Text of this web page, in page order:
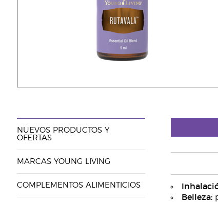
NUEVOS PRODUCTOS Y
OFERTAS
MARCAS YOUNG LIVING
COMPLEMENTOS ALIMENTICIOS
Belleza: